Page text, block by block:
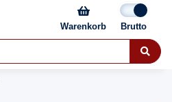
Warenkorb